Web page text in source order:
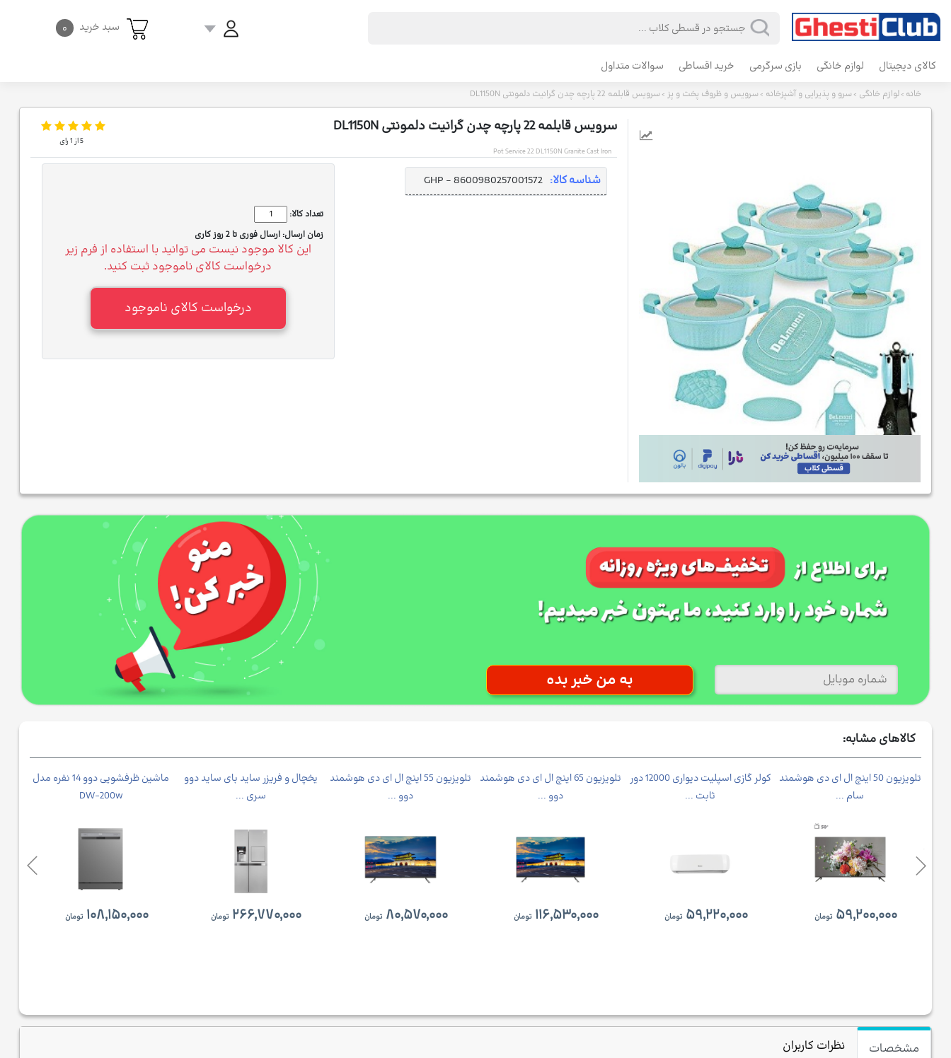
سبد خرید ۰
کالای دیجیتال لوازم خانگی بازی سرگرمی خرید اقساطی سوالات متداول
خانه > لوازم خانگی > سرو و پذیرایی و آشپزخانه > سرویس و ظروف پخت و پز > سرویس قابلمه 22 پارچه چدن گرانیت دلمونتی DL1150N
سرویس قابلمه 22 پارچه چدن گرانیت دلمونتی DL1150N
5از 1رای
Pot Service 22 DL1150N Granite Cast Iron
شناسه کالا: GHP - 8600980257001572
تعداد کالا:
زمان ارسال: ارسال فوری تا 2 روز کاری
این کالا موجود نیست می توانید با استفاده از فرم زیر
درخواست کالای ناموجود ثبت کنید.
کالاهای مشابه:
ماشین ظرفشویی دوو 14 نفره مدل
DW-200w
۱۰۸,۱۵۰,۰۰۰ تومان
یخچال و فریزر ساید بای ساید دوو
سری ...
۲۶۶,۷۷۰,۰۰۰ تومان
تلویزیون 55 اینچ ال ای دی هوشمند
دوو ...
۸۰,۵۷۰,۰۰۰ تومان
تلویزیون 65 اینچ ال ای دی هوشمند
دوو ...
۱۱۶,۵۳۰,۰۰۰ تومان
کولر گازی اسپلیت دیواری 12000 دور
ثابت ...
۵۹,۲۲۰,۰۰۰ تومان
تلویزیون 50 اینچ ال ای دی هوشمند
سام ...
۵۹,۲۰۰,۰۰۰ تومان
مشخصات نظرات کاربران